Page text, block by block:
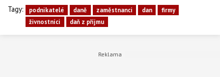
Tagy: podnikatelé daně zaměstnanci dan
firmy
živnostníci
daň z příjmu